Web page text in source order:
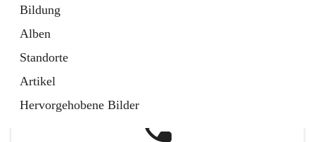
Bildung
Alben
Standorte
Artikel
Hervorgehobene Bilder